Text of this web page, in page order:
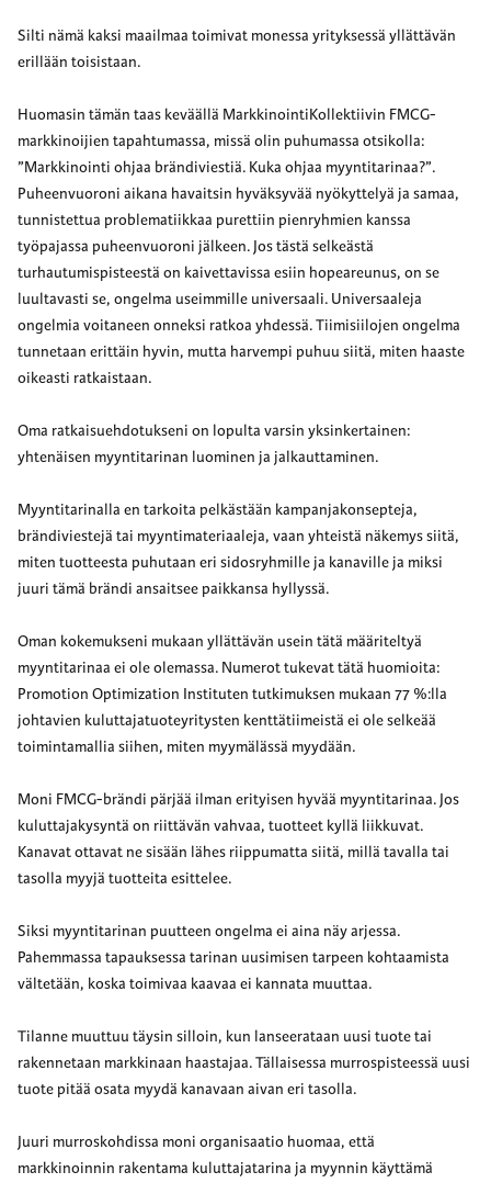
Silti nämä kaksi maailmaa toimivat monessa yrityksessä yllättävän
erillään toisistaan.
Huomasin tämän taas keväällä MarkkinointiKollektiivin FMCG-
markkinoijien tapahtumassa, missä olin puhumassa otsikolla:
”Markkinointi ohjaa brändiviestiä. Kuka ohjaa myyntitarinaa?”.
Puheenvuoroni aikana havaitsin hyväksyvää nyökyttelyä ja samaa,
tunnistettua problematiikkaa purettiin pienryhmien kanssa
työpajassa puheenvuoroni jälkeen. Jos tästä selkeästä
turhautumispisteestä on kaivettavissa esiin hopeareunus, on se
luultavasti se, ongelma useimmille universaali. Universaaleja
ongelmia voitaneen onneksi ratkoa yhdessä. Tiimisiilojen ongelma
tunnetaan erittäin hyvin, mutta harvempi puhuu siitä, miten haaste
oikeasti ratkaistaan.
Oma ratkaisuehdotukseni on lopulta varsin yksinkertainen:
yhtenäisen myyntitarinan luominen ja jalkauttaminen.
Myyntitarinalla en tarkoita pelkästään kampanjakonsepteja,
brändiviestejä tai myyntimateriaaleja, vaan yhteistä näkemys siitä,
miten tuotteesta puhutaan eri sidosryhmille ja kanaville ja miksi
juuri tämä brändi ansaitsee paikkansa hyllyssä.
Oman kokemukseni mukaan yllättävän usein tätä määriteltyä
myyntitarinaa ei ole olemassa. Numerot tukevat tätä huomioita:
Promotion Optimization Instituten tutkimuksen mukaan 77 %:lla
johtavien kuluttajatuoteyritysten kenttätiimeistä ei ole selkeää
toimintamallia siihen, miten myymälässä myydään.
Moni FMCG-brändi pärjää ilman erityisen hyvää myyntitarinaa. Jos
kuluttajakysyntä on riittävän vahvaa, tuotteet kyllä liikkuvat.
Kanavat ottavat ne sisään lähes riippumatta siitä, millä tavalla tai
tasolla myyjä tuotteita esittelee.
Siksi myyntitarinan puutteen ongelma ei aina näy arjessa.
Pahemmassa tapauksessa tarinan uusimisen tarpeen kohtaamista
vältetään, koska toimivaa kaavaa ei kannata muuttaa.
Tilanne muuttuu täysin silloin, kun lanseerataan uusi tuote tai
rakennetaan markkinaan haastajaa. Tällaisessa murrospisteessä uusi
tuote pitää osata myydä kanavaan aivan eri tasolla.
Juuri murroskohdissa moni organisaatio huomaa, että
markkinoinnin rakentama kuluttajatarina ja myynnin käyttämä